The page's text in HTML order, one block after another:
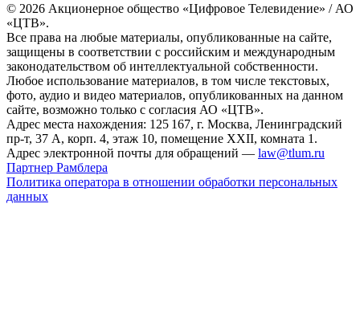
© 2026 Акционерное общество «Цифровое Телевидение» / АО
«ЦТВ».
Все права на любые материалы, опубликованные на сайте,
защищены в соответствии с российским и международным
законодательством об интеллектуальной собственности.
Любое использование материалов, в том числе текстовых,
фото, аудио и видео материалов, опубликованных на данном
сайте, возможно только с согласия АО «ЦТВ».
Адрес места нахождения: 125 167, г. Москва, Ленинградский
пр-т, 37 А, корп. 4, этаж 10, помещение XXII, комната 1.
Адрес электронной почты для обращений — law@tlum.ru
Партнер Рамблера
Политика оператора в отношении обработки персональных
данных